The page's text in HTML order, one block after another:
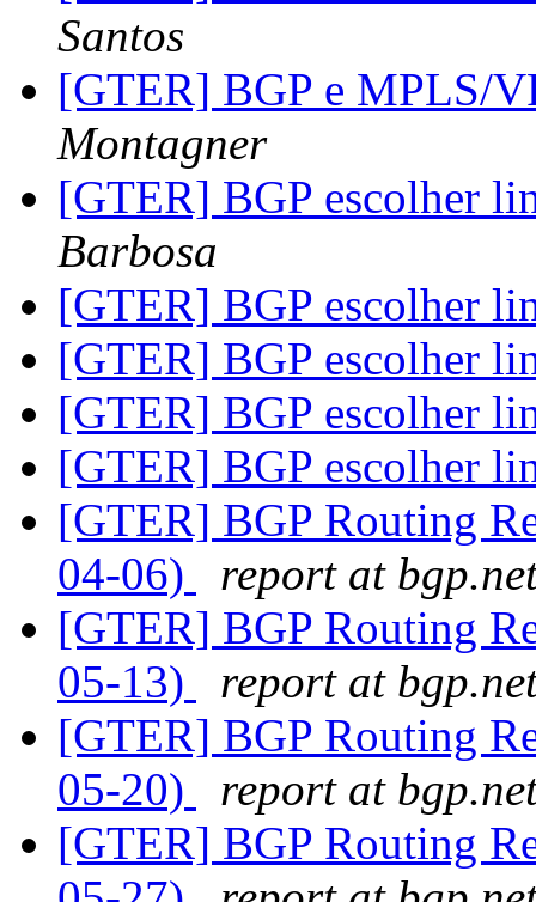
Santos
[GTER] BGP e MPLS/
Montagner
[GTER] BGP escolher
Barbosa
[GTER] BGP escolher
[GTER] BGP escolher
[GTER] BGP escolher
[GTER] BGP escolher
[GTER] BGP Routing
04-06)
report at
[GTER] BGP Routing
05-13)
report at
[GTER] BGP Routing
05-20)
report at
[GTER] BGP Routing